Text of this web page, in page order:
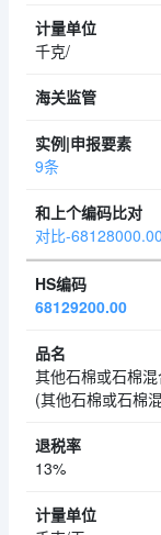
千克/
9条
对比-68128000.00
68129200.00
其他石棉或石棉
(其他石棉或石棉
13%